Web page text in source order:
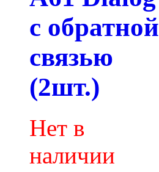
с обратной
связью
(2шт.)
Нет в
наличии